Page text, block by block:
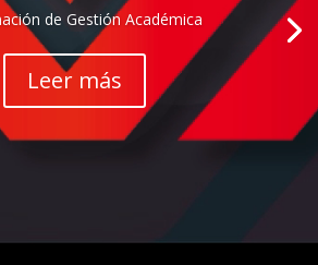
de Gestión Académica
Leer más